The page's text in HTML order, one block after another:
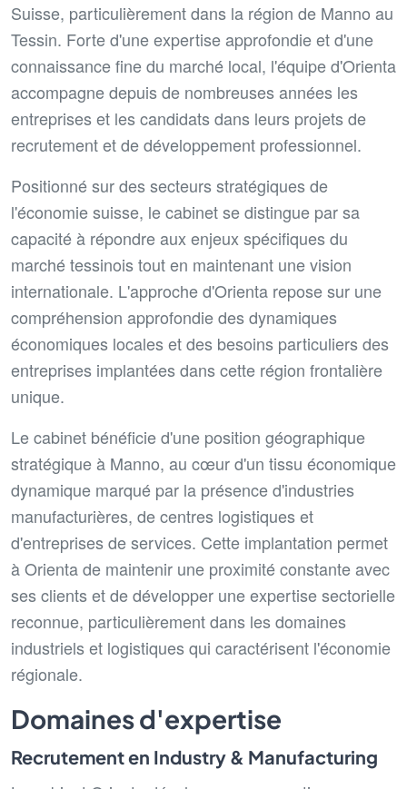
Suisse, particulièrement dans la région de Manno au
Tessin. Forte d'une expertise approfondie et d'une
connaissance fine du marché local, l'équipe d'Orienta
accompagne depuis de nombreuses années les
entreprises et les candidats dans leurs projets de
recrutement et de développement professionnel.
Positionné sur des secteurs stratégiques de
l'économie suisse, le cabinet se distingue par sa
capacité à répondre aux enjeux spécifiques du
marché tessinois tout en maintenant une vision
internationale. L'approche d'Orienta repose sur une
compréhension approfondie des dynamiques
économiques locales et des besoins particuliers des
entreprises implantées dans cette région frontalière
unique.
Le cabinet bénéficie d'une position géographique
stratégique à Manno, au cœur d'un tissu économique
dynamique marqué par la présence d'industries
manufacturières, de centres logistiques et
d'entreprises de services. Cette implantation permet
à Orienta de maintenir une proximité constante avec
ses clients et de développer une expertise sectorielle
reconnue, particulièrement dans les domaines
industriels et logistiques qui caractérisent l'économie
régionale.
Domaines d'expertise
Recrutement en Industry & Manufacturing